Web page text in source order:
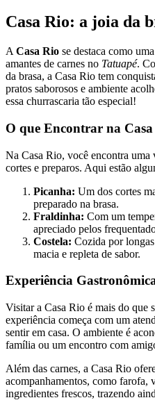
Casa Rio: a joia da
A Casa Rio se destaca como
amantes de carnes no Tatuapé.
da brasa, a Casa Rio tem
pratos saborosos e ambiente
essa churrascaria tão especial!
O que Encontrar na
Na Casa Rio, você encontra uma
cortes e preparos. Aqui estão
Picanha: Um dos cortes
preparado na brasa.
Fraldinha: Com um
apreciado pelos
Costela: Cozida por
macia e repleta de sabor.
Experiência
Visitar a Casa Rio é mais do que
experiência começa com um
sentir em casa. O ambiente é
família ou um encontro com
Além das carnes, a Casa Rio
acompanhamentos, como farofa,
ingredientes frescos, trazendo